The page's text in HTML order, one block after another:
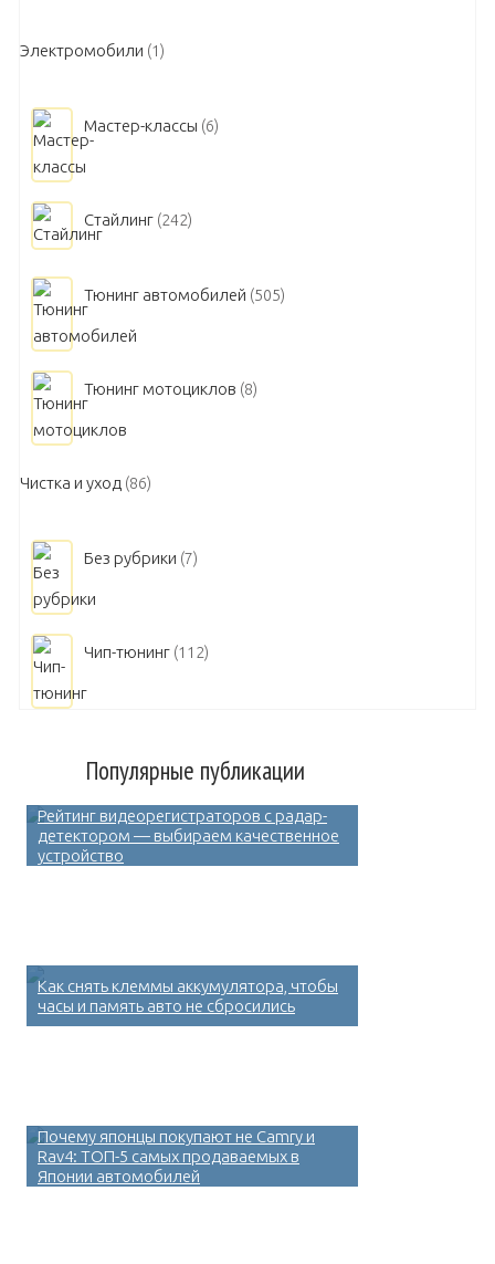
Электромобили (1)
Мастер-классы (6)
Стайлинг (242)
Тюнинг автомобилей (505)
Тюнинг мотоциклов (8)
Чистка и уход (86)
Без рубрики (7)
Чип-тюнинг (112)
Популярные публикации
Рейтинг видеорегистраторов с радар-
детектором — выбираем качественное
устройство
Как снять клеммы аккумулятора, чтобы
часы и память авто не сбросились
Почему японцы покупают не Camry и
Rav4: ТОП-5 самых продаваемых в
Японии автомобилей